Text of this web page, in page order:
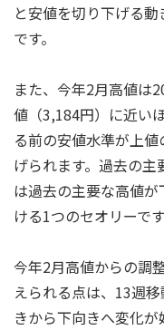
と安値を切り下げる
です。
また、今年2月高値は
値（3,184円）に近い
る前の安値水準が上
げられます。過去の
は過去の主要な高値
ける1つのセオリーです
今年2月高値からの調
えられる点は、13週
きから下向きへ変化が